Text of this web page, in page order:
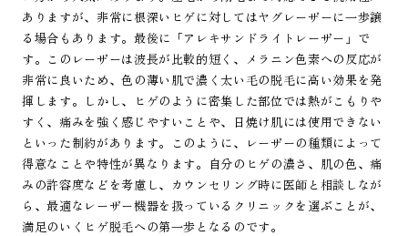
ありますが、非常に根深いヒゲに対してはヤグレーザーに一歩譲
る場合もあります。最後に「アレキサンドライトレーザー」で
す。このレーザーは波長が比較的短く、メラニン色素への反応が
非常に良いため、色の薄い肌で濃く太い毛の脱毛に高い効果を発
揮します。しかし、ヒゲのように密集した部位では熱がこもりや
すく、痛みを強く感じやすいことや、日焼け肌には使用できない
といった制約があります。このように、レーザーの種類によって
得意なことや特性が異なります。自分のヒゲの濃さ、肌の色、痛
みの許容度などを考慮し、カウンセリング時に医師と相談しなが
ら、最適なレーザー機器を扱っているクリニックを選ぶことが、
満足のいくヒゲ脱毛への第一歩となるのです。